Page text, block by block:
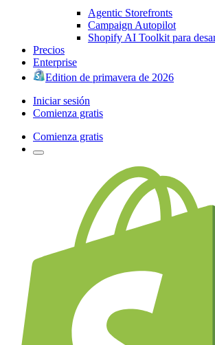
Agentic Storefronts
Campaign Autopilot
Shopify AI Toolkit para
Precios
Enterprise
Edition de primavera de 2026
Iniciar sesión
Comienza gratis
Comienza gratis